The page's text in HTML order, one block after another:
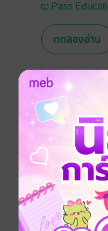
Pass
ทดลองอ่าน
อยากได้ ซื้อเป็
นิทานภาพคำกลอน ฝึ
เรา เช่น นาฬิกา ล
ดอกไม้ ผลไม้ พร้อม
นิทานส่งเสริมความ